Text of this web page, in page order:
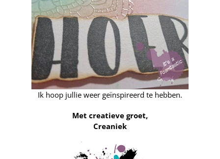
Ik hoop jullie weer geïnspireerd te hebben.
Met creatieve groet,
Creaniek